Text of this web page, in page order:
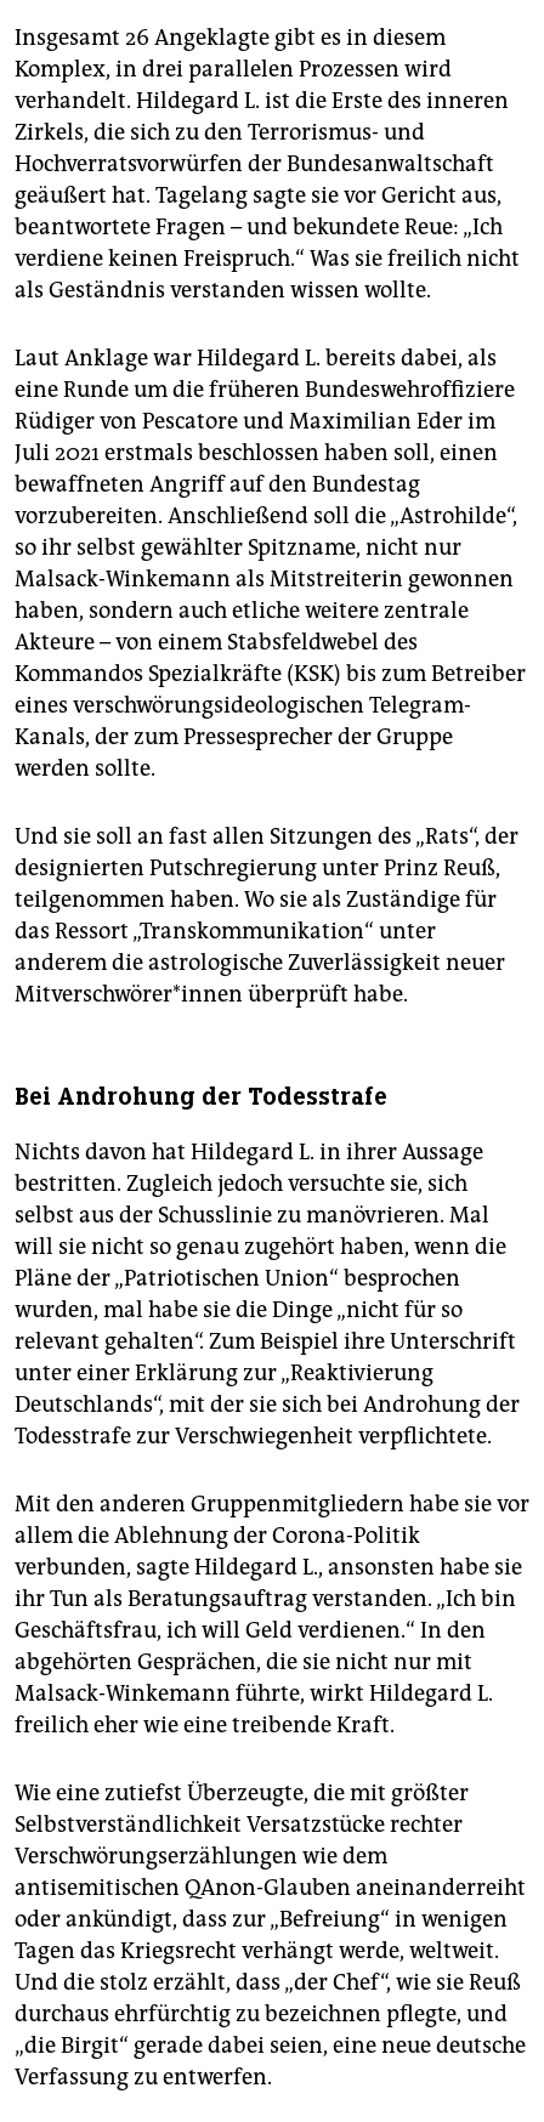
Insgesamt 26 Angeklagte gibt es in diesem
Komplex, in drei parallelen Prozessen wird
verhandelt. Hildegard L. ist die Erste des inneren
Zirkels, die sich zu den Terrorismus- und
Hochverratsvorwürfen der Bundesanwaltschaft
geäußert hat. Tagelang sagte sie vor Gericht aus,
beantwortete Fragen – und bekundete Reue: „Ich
verdiene keinen Freispruch.“ Was sie freilich nicht
als Geständnis verstanden wissen wollte.
Laut Anklage war Hildegard L. bereits dabei, als
eine Runde um die früheren Bundeswehroffiziere
Rüdiger von Pescatore und Maximilian Eder im
Juli 2021 erstmals beschlossen haben soll, einen
bewaffneten Angriff auf den Bundestag
vorzubereiten. Anschließend soll die „Astrohilde“,
so ihr selbst gewählter Spitzname, nicht nur
Malsack-Winkemann als Mitstreiterin gewonnen
haben, sondern auch etliche weitere zentrale
Akteure – von einem Stabsfeldwebel des
Kommandos Spezialkräfte (KSK) bis zum Betreiber
eines verschwörungsideologischen Telegram-
Kanals, der zum Pressesprecher der Gruppe
werden sollte.
Und sie soll an fast allen Sitzungen des „Rats“, der
designierten Putschregierung unter Prinz Reuß,
teilgenommen haben. Wo sie als Zuständige für
das Ressort „Transkommunikation“ unter
anderem die astrologische Zuverlässigkeit neuer
Mit­ver­schwö­re­r*in­nen überprüft habe.
Bei Androhung der Todesstrafe
Nichts davon hat Hildegard L. in ihrer Aussage
bestritten. Zugleich jedoch versuchte sie, sich
selbst aus der Schusslinie zu manövrieren. Mal
will sie nicht so genau zugehört haben, wenn die
Pläne der „Patriotischen Union“ besprochen
wurden, mal habe sie die Dinge „nicht für so
relevant gehalten“. Zum Beispiel ihre Unterschrift
unter einer Erklärung zur „Reaktivierung
Deutschlands“, mit der sie sich bei Androhung der
Todesstrafe zur Verschwiegenheit verpflichtete.
Mit den anderen Gruppenmitgliedern habe sie vor
allem die Ablehnung der Corona-Politik
verbunden, sagte Hildegard L., ansonsten habe sie
ihr Tun als Beratungsauftrag verstanden. „Ich bin
Geschäftsfrau, ich will Geld verdienen.“ In den
abgehörten Gesprächen, die sie nicht nur mit
Malsack-Winkemann führte, wirkt Hildegard L.
freilich eher wie eine treibende Kraft.
Wie eine zutiefst Überzeugte, die mit größter
Selbstverständlichkeit Versatzstücke rechter
Verschwörungserzählungen wie dem
antisemitischen QAnon-Glauben aneinanderreiht
oder ankündigt, dass zur „Befreiung“ in wenigen
Tagen das Kriegsrecht verhängt werde, weltweit.
Und die stolz erzählt, dass „der Chef“, wie sie Reuß
durchaus ehrfürchtig zu bezeichnen pflegte, und
„die Birgit“ gerade dabei seien, eine neue deutsche
Verfassung zu entwerfen.